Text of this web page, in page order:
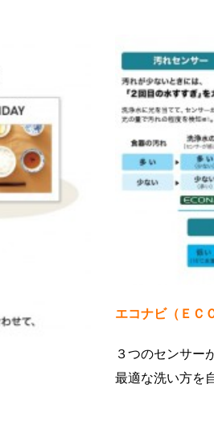
エコナビ（ＥＣ
３つのセンサー
最適な洗い方を